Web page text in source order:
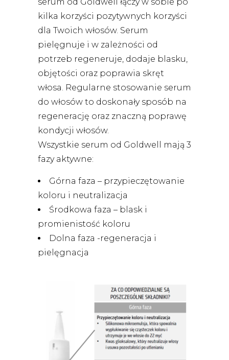
serum od Goldwell łączy w sobie po
kilka korzyści pozytywnych korzyści
dla Twoich włosów. Serum
pielęgnuje i w zależności od
potrzeb regeneruje, dodaje blasku,
objętości oraz poprawia skręt
włosa. Regularne stosowanie serum
do włosów to doskonały sposób na
regenerację oraz znaczną poprawę
kondycji włosów.
Wszystkie serum od Goldwell mają 3
fazy aktywne:
Górna faza – przypieczętowanie
koloru i neutralizacja
Środkowa faza – blask i
promienistość koloru
Dolna faza -regeneracja i
pielęgnacja